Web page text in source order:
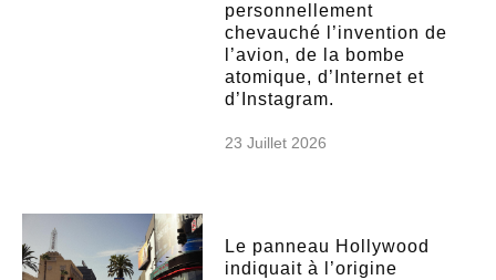
personnellement
chevauché l’invention de
l’avion, de la bombe
atomique, d’Internet et
d’Instagram.
23 Juillet 2026
Le panneau Hollywood
indiquait à l’origine